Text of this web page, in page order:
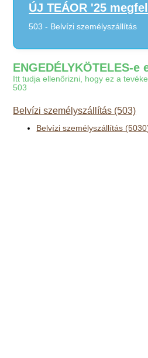
ÚJ TEÁOR '25
503 - Belvízi személyszállítás
ENGEDÉLYKÖTELES-e
Itt tudja ellenőrizni, hogy ez a
503
Belvízi személyszállítás (503)
Belvízi személyszállítás